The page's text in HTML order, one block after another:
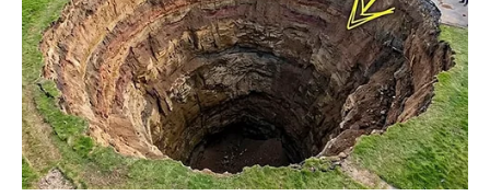
Srce vam ulazi u veoma sretan period
Pred vama su veoma romantični i strastveni trenuci.
DJEVICA